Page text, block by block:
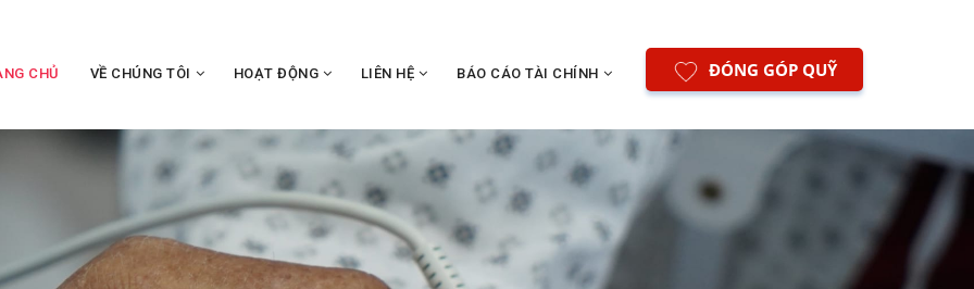
ĐÓNG GÓP QUỸ
CHỦ VỀ CHÚNG TÔI HOẠT ĐỘNG LIÊN HỆ BÁO CÁO TÀI CHÍNH